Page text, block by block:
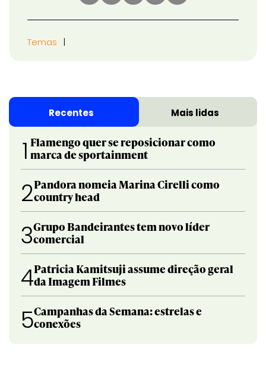
Temas
Recentes Mais lidas
1 Flamengo quer se reposicionar como
marca de sportainment
2Pandora nomeia Marina Cirelli como
country head
3Grupo Bandeirantes tem novo líder
comercial
4Patricia Kamitsuji assume direção geral
da Imagem Filmes
5Campanhas da Semana: estrelas e
conexões